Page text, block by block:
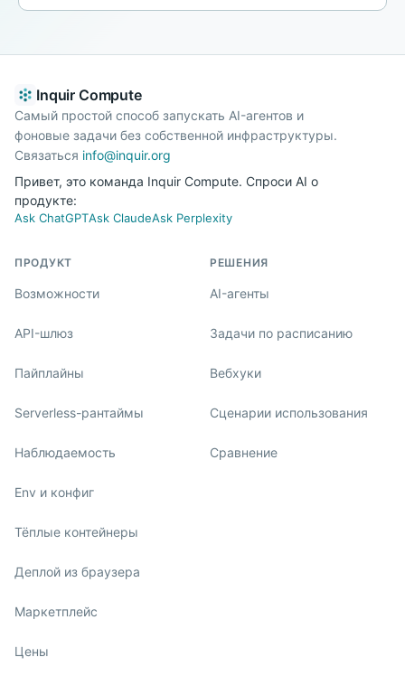
Inquir Compute
Самый простой способ запускать AI-агентов и
фоновые задачи без собственной инфраструктуры.
Связаться info@inquir.org
Привет, это команда Inquir Compute. Спроси AI о
продукте:
Ask ChatGPTAsk ClaudeAsk Perplexity
ПРОДУКТ
Возможности
API-шлюз
Пайплайны
Serverless-рантаймы
Наблюдаемость
Env и конфиг
Тёплые контейнеры
Деплой из браузера
Маркетплейс
Цены
РЕШЕНИЯ
AI-агенты
Задачи по расписанию
Вебхуки
Сценарии использования
Сравнение